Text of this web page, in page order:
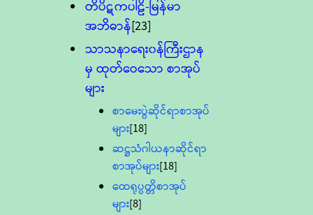
တိပိဋကပါဠိ-မြန်မာ
အဘိဓာန်[23]
သာသနာရေး၀န်ကြီးဌာန
မှ ထုတ်ဝေသော စာအုပ်
များ
စာမေးပွဲဆိုင်ရာစာအုပ်
များ[18]
ဆဋ္ဌသံဂါယနာဆိုင်ရာ
စာအုပ်များ[18]
ထေရုပ္ပတ္တိစာအုပ်
များ[8]